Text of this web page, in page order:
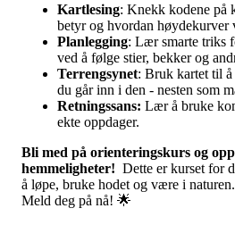
Kartlesing: Knekk kodene på
betyr og hvordan
Planlegging: Lær smarte triks
ved å følge stier, bekker og
Terrengsynet: Bruk kartet til
du går inn i den - nesten som
Retningssans: Lær å bruke
ekte oppdager.
Bli med på orienteringskurs og
hemmeligheter! Dette er kurset for
å løpe, bruke hodet og være i naturen
Meld deg på nå! 🌟